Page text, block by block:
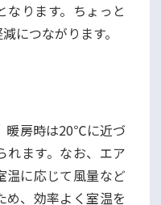
なります。ちょっと
につながります。
暖房時は20℃に近づ
れます。なお、エア
温に応じて風量など
め、効率よく室温を